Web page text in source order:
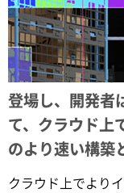
NVIDIA L40S
登場し、開発者
て、クラウド上
のより速い構築
クラウド上でより